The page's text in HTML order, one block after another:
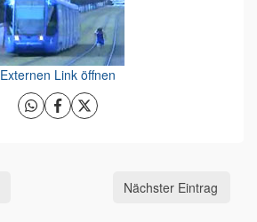
Externen Link öffnen
Nächster Eintrag